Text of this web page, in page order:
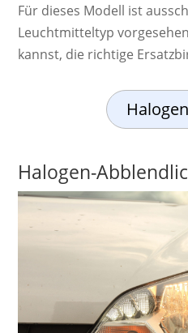
Für dieses Modell ist
Leuchtmitteltyp
kannst, die richtige
Halogen-